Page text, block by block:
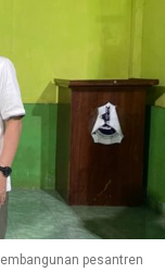
pesantren